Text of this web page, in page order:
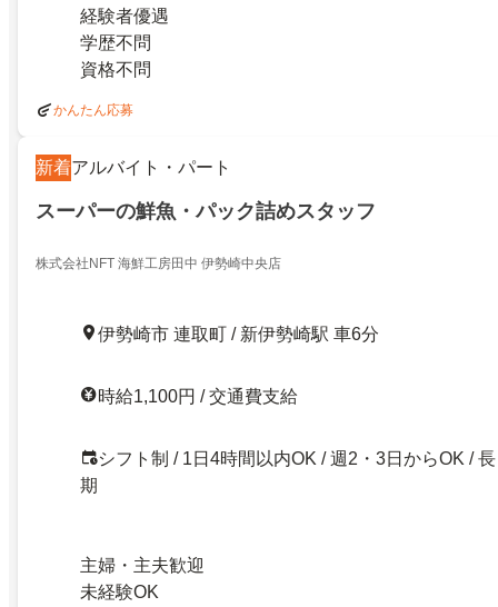
経験者優遇
学歴不問
資格不問
かんたん応募
新着アルバイト・パート
スーパーの鮮魚・パック詰めスタッフ
株式会社NFT 海鮮工房田中 伊勢崎中央店
伊勢崎市 連取町 / 新伊勢崎駅 車6分
時給1,100円 / 交通費支給
シフト制 / 1日4時間以内OK / 週2・3日からOK / 長
期
主婦・主夫歓迎
未経験OK